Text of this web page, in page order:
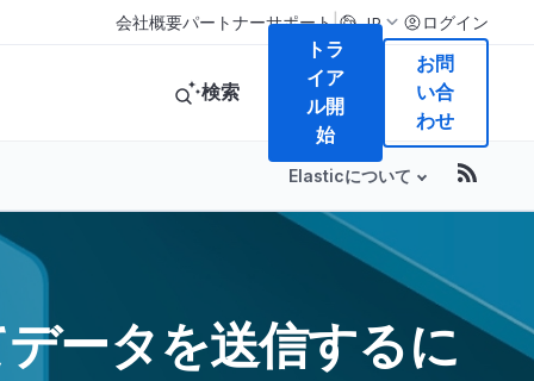
会社概要パートナーサポート| JP ログイン
検索
トラ
イア
ル開
始
お問
い合
わせ
Elasticについて
ータを送信するに